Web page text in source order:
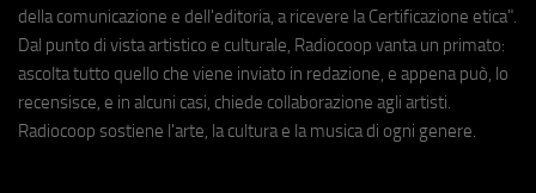
della comunicazione e dell'editoria, a ricevere la Certificazione etica".
Dal punto di vista artistico e culturale, Radiocoop vanta un primato:
ascolta tutto quello che viene inviato in redazione, e appena può, lo
recensisce, e in alcuni casi, chiede collaborazione agli artisti.
Radiocoop sostiene l'arte, la cultura e la musica di ogni genere.